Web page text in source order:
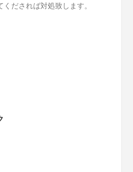
だされば対処致します。